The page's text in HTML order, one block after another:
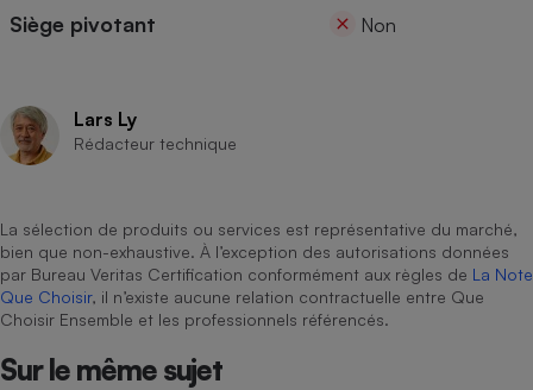
Siège pivotant Non
Lars Ly
Rédacteur technique
La sélection de produits ou services est représentative du marché,
bien que non-exhaustive. À l’exception des autorisations données
par Bureau Veritas Certification conformément aux règles de La Note
Que Choisir, il n’existe aucune relation contractuelle entre Que
Choisir Ensemble et les professionnels référencés.
Sur le même sujet